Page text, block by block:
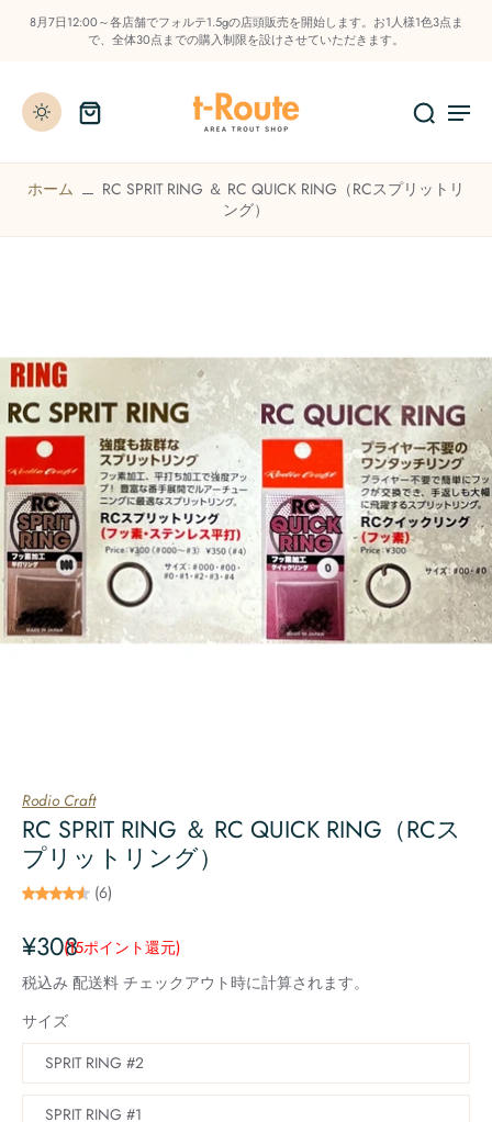
8月7日12:00～各店舗でフォルテ1.5gの店頭販売を開始します。お1人様1色3点ま
で、全体30点までの購入制限を設けさせていただきます。
ホーム
RC SPRIT RING ＆ RC QUICK RING（RCスプリットリ
ング）
Rodio Craft
RC SPRIT RING ＆ RC QUICK RING（RCス
プリットリング）
(6)
¥308
(15ポイント還元)
税込み 配送料 チェックアウト時に計算されます。
サイズ
SPRIT RING #2
SPRIT RING #1